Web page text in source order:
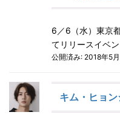
6／6（水）東京
てリリースイベ
公開済み: 2018年5
キム・ヒョ